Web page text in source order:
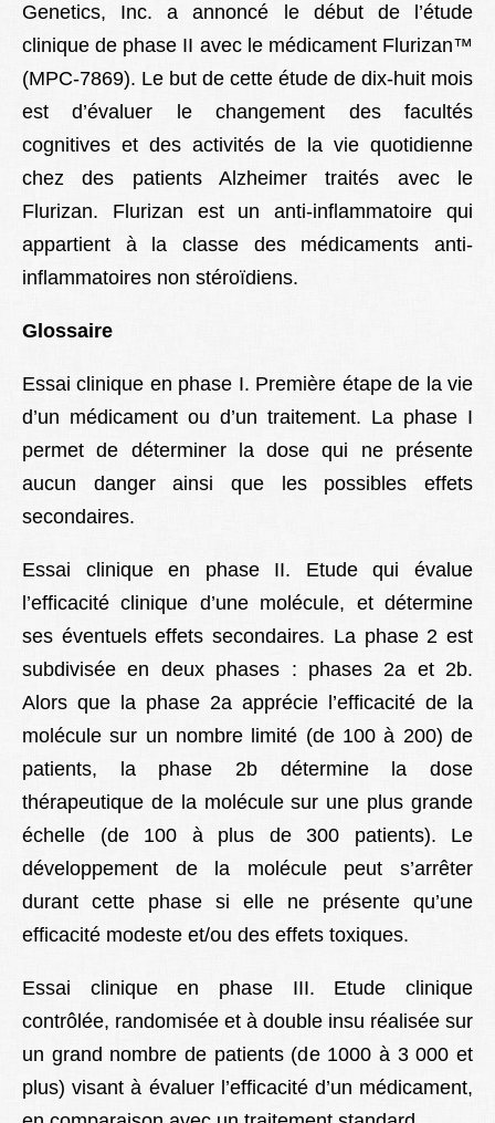
Lexique
Better Health
Genetics, Inc. a annoncé le début de l’étude
clinique de phase II avec le médicament Flurizan™
(MPC-7869). Le but de cette étude de dix-huit mois
est d’évaluer le changement des facultés
cognitives et des activités de la vie quotidienne
chez des patients Alzheimer traités avec le
Flurizan. Flurizan est un anti-inflammatoire qui
appartient à la classe des médicaments anti-
inflammatoires non stéroïdiens.
Glossaire
Essai clinique en phase I. Première étape de la vie
d’un médicament ou d’un traitement. La phase I
permet de déterminer la dose qui ne présente
aucun danger ainsi que les possibles effets
secondaires.
Essai clinique en phase II. Etude qui évalue
l’efficacité clinique d’une molécule, et détermine
ses éventuels effets secondaires. La phase 2 est
subdivisée en deux phases : phases 2a et 2b.
Alors que la phase 2a apprécie l’efficacité de la
molécule sur un nombre limité (de 100 à 200) de
patients, la phase 2b détermine la dose
thérapeutique de la molécule sur une plus grande
échelle (de 100 à plus de 300 patients). Le
développement de la molécule peut s’arrêter
durant cette phase si elle ne présente qu’une
efficacité modeste et/ou des effets toxiques.
Essai clinique en phase III. Etude clinique
contrôlée, randomisée et à double insu réalisée sur
un grand nombre de patients (de 1000 à 3 000 et
plus) visant à évaluer l’efficacité d’un médicament,